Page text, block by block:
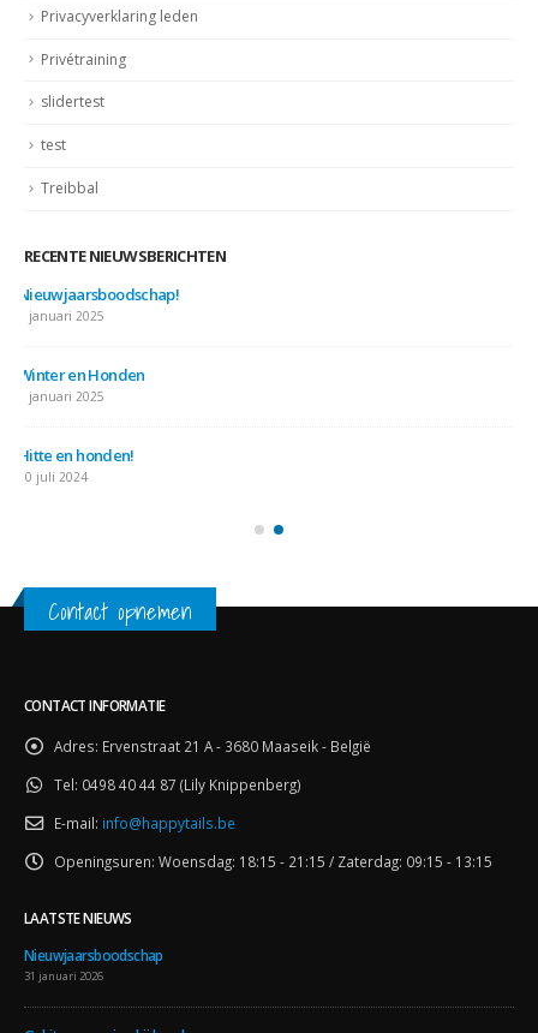
Privacyverklaring leden
Privétraining
slidertest
test
Treibbal
RECENTE NIEUWSBERICHTEN
Nieuwjaarsboodschap!
7 januari 2025
Winter en Honden
7 januari 2025
Hitte en honden!
10 juli 2024
Contact opnemen
CONTACT INFORMATIE
Adres: Ervenstraat 21 A - 3680 Maaseik - België
Tel: 0498 40 44 87 (Lily Knippenberg)
E-mail: info@happytails.be
Openingsuren: Woensdag: 18:15 - 21:15 / Zaterdag: 09:15 - 13:15
LAATSTE NIEUWS
Nieuwjaarsboodschap
31 januari 2026